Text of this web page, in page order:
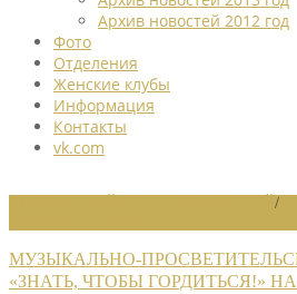
Архив новостей 2012 год
Фото
Отделения
Женские клубы
Информация
Контакты
vk.com
/
МУЗЫКАЛЬНО-
«ЗНАТЬ, ЧТОБЫ ГОРДИТЬСЯ!»